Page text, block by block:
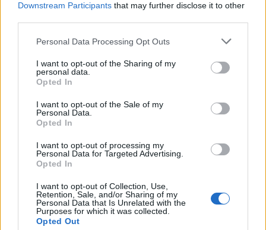
Downstream Participants that may further disclose it to other
Please note that this website/app uses one or more Google
not limited to your visit or usage behaviour. You may click to
grant or deny consent to Google and its third-party tags to
use your data for below specified purposes in below Google
consent section.
Personal Data Processing Opt Outs
I want to opt-out of the Sharing of my
personal data.
Opted In
I want to opt-out of the Sale of my
Personal Data.
Opted In
I want to opt-out of processing my
Personal Data for Targeted Advertising.
Opted In
I want to opt-out of Collection, Use,
Retention, Sale, and/or Sharing of my
Personal Data that Is Unrelated with the
Purposes for which it was collected.
Opted Out
hagyma
15 éve
mondjuk en biztos nem mennek pizzeriaba
vacsorazni
azolyan hazarendelos dolog, vagy napkozben
de ez nem lenyeges